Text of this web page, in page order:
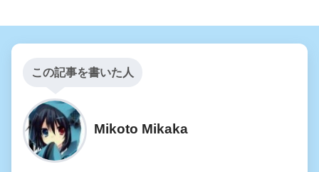
この記事を書いた人
Mikoto Mikaka